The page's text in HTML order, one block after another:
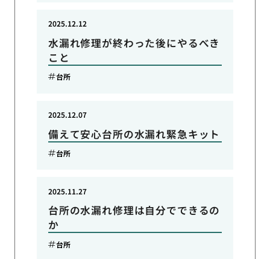
水漏れ修理が終わった後にやるべき
こと
2025.12.12
台所
備えて安心台所の水漏れ緊急キット
2025.12.07
台所
台所の水漏れ修理は自分でできるの
か
2025.11.27
台所